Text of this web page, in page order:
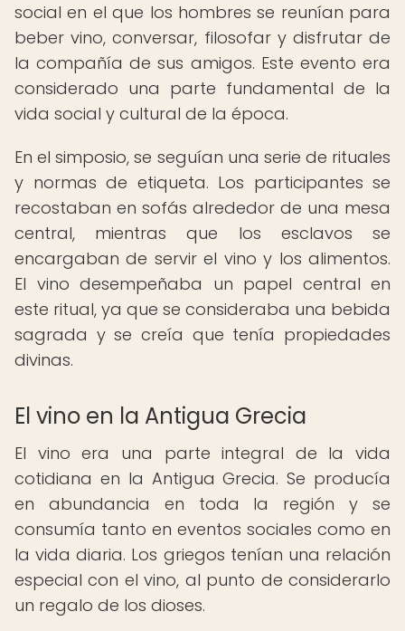
social en el que los hombres se reunían para
beber vino, conversar, filosofar y disfrutar de
la compañía de sus amigos. Este evento era
considerado una parte fundamental de la
vida social y cultural de la época.
En el simposio, se seguían una serie de rituales
y normas de etiqueta. Los participantes se
recostaban en sofás alrededor de una mesa
central, mientras que los esclavos se
encargaban de servir el vino y los alimentos.
El vino desempeñaba un papel central en
este ritual, ya que se consideraba una bebida
sagrada y se creía que tenía propiedades
divinas.
El vino en la Antigua Grecia
El vino era una parte integral de la vida
cotidiana en la Antigua Grecia. Se producía
en abundancia en toda la región y se
consumía tanto en eventos sociales como en
la vida diaria. Los griegos tenían una relación
especial con el vino, al punto de considerarlo
un regalo de los dioses.